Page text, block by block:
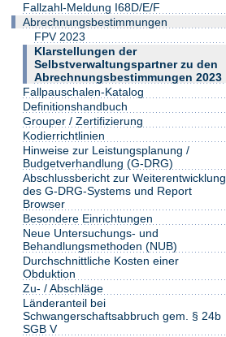
Fallzahl-Meldung I68D/E/F
Abrechnungsbestimmungen
FPV 2023
Klarstellungen der
Selbstverwaltungspartner zu den
Abrechnungsbestimmungen 2023
Fallpauschalen-Katalog
Definitionshandbuch
Grouper / Zertifizierung
Kodierrichtlinien
Hinweise zur Leistungsplanung /
Budgetverhandlung (G-DRG)
Abschlussbericht zur Weiterentwicklung
des G-DRG-Systems und Report
Browser
Besondere Einrichtungen
Neue Untersuchungs- und
Behandlungsmethoden (NUB)
Durchschnittliche Kosten einer
Obduktion
Zu- / Abschläge
Länderanteil bei
Schwangerschaftsabbruch gem. § 24b
SGB V